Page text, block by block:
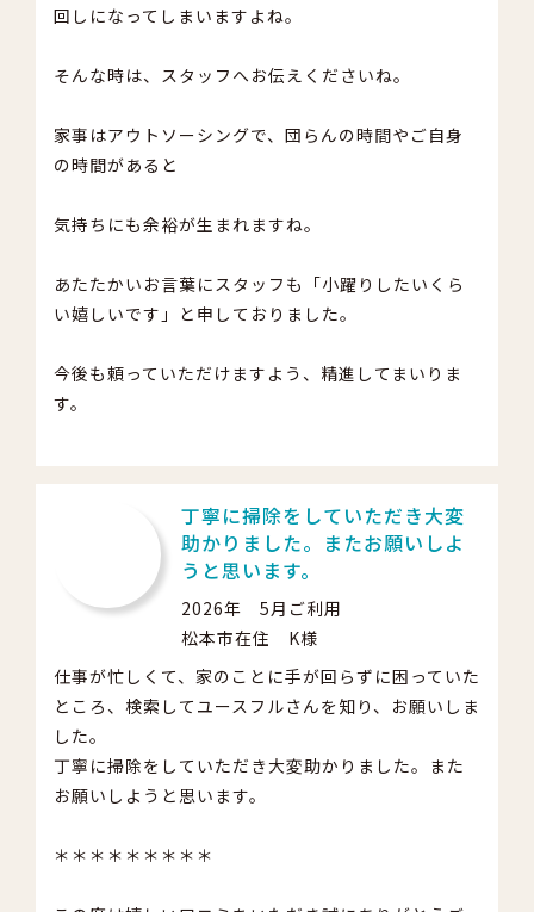
回しになってしまいますよね。
そんな時は、スタッフへお伝えくださいね。
家事はアウトソーシングで、団らんの時間やご自身
の時間があると
気持ちにも余裕が生まれますね。
あたたかいお言葉にスタッフも「小躍りしたいくら
い嬉しいです」と申しておりました。
今後も頼っていただけますよう、精進してまいりま
す。
丁寧に掃除をしていただき大変
助かりました。またお願いしよ
うと思います。
2026年 5月ご利用
松本市在住 K様
仕事が忙しくて、家のことに手が回らずに困っていた
ところ、検索してユースフルさんを知り、お願いしま
した。
丁寧に掃除をしていただき大変助かりました。また
お願いしようと思います。
＊＊＊＊＊＊＊＊＊